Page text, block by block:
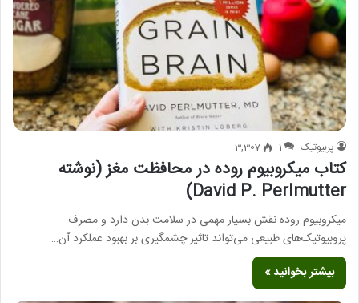
پربیوتیک 1
3,307
کتاب میکروبیوم روده در محافظت مغز (نوشته
David P. Perlmutter)
میکروبیوم روده نقش بسیار مهمی در سلامت بدن دارد و مصرف
پروبیوتیک‌های طبیعی می‌تواند تاثیر چشمگیری بر بهبود عملکرد آن…
بیشتر بخوانید »